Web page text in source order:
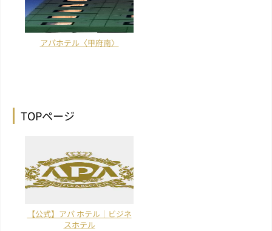
アパホテル〈甲府南〉
TOPページ
【公式】アパ ホテル｜ビジネ
スホテル